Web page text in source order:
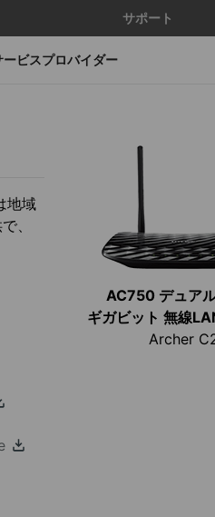
サポート
ービスプロバイダー
地域
、
AC750 デュア
ギガビット 無線
Archer